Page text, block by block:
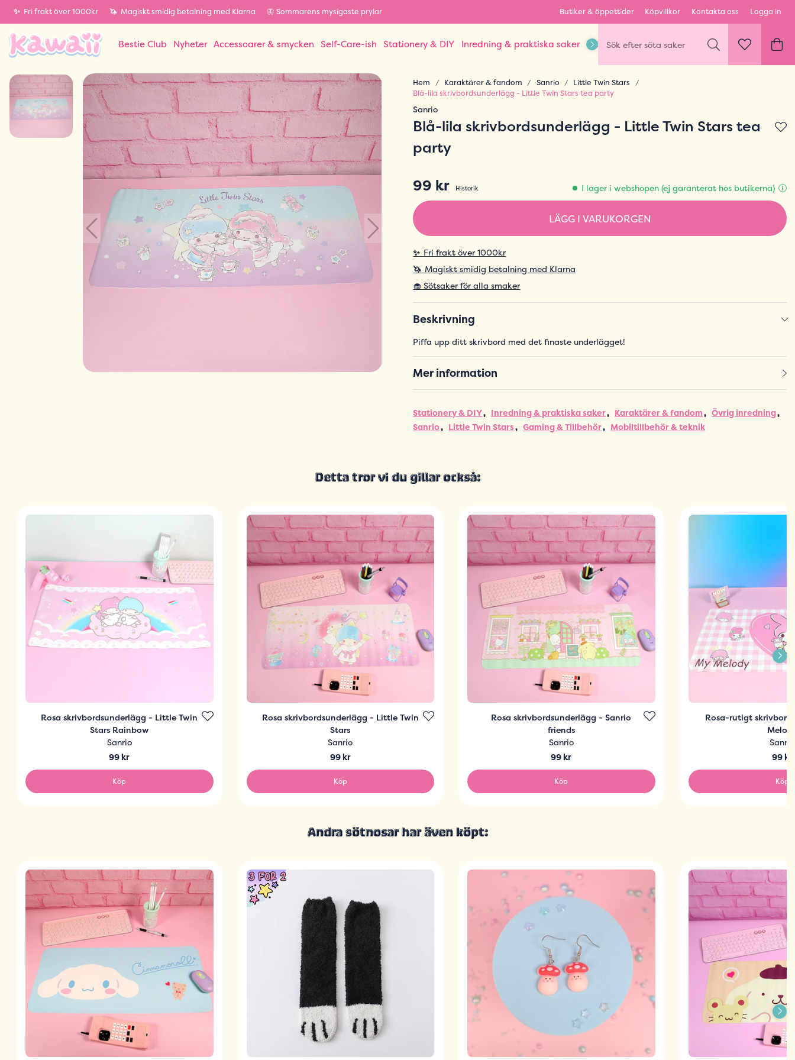
✨ Fri frakt över 1000kr 🦄 Magiskt smidig betalning med Klarna 🦋 Sommarens mysigaste prylar Butiker & öppettider Köpvillkor Kontakta oss Logga in
Bestie Club Nyheter Accessoarer & smycken Self-Care-ish Stationery & DIY Inredning & praktiska saker Kläder & Outfits Karaktärer & fandom
Hem Karaktärer & fandom Sanrio
Little Twin Stars
Blå-lila skrivbordsunderlägg - Little Twin Stars tea party
Sanrio
Blå-lila skrivbordsunderlägg - Little Twin Stars tea
party
99 kr
Historik I lager i webshopen (ej garanterat hos butikerna)
LÄGG I VARUKORGEN
✨ Fri frakt över 1000kr
🦄 Magiskt smidig betalning med Klarna
🧁 Sötsaker för alla smaker
Beskrivning
Piffa upp ditt skrivbord med det finaste underlägget!
Mer information
Stationery & DIY Inredning & praktiska saker Karaktärer & fandom
Övrig inredning
Sanrio
Little Twin Stars Gaming & Tillbehör Mobiltillbehör & teknik
Detta tror vi du gillar också:
Rosa skrivbordsunderlägg - Little Twin
Stars Rainbow
Sanrio
99 kr
Köp
Rosa skrivbordsunderlägg - Little Twin
Stars
Sanrio
99 kr
Köp
Rosa skrivbordsunderlägg - Sanrio
friends
Sanrio
99 kr
Köp
Rosa-rutigt
Sanrio
99 kr
Köp
Andra sötnosar har även köpt: